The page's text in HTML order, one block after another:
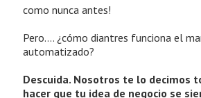
como nunca antes!
Pero.... ¿cómo diantres funciona el
automatizado?
Descuida. Nosotros te lo decimos
hacer que tu idea de negocio se